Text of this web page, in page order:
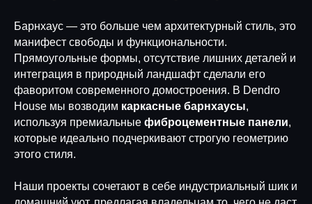
Барнхаус — это больше чем архитектурный стиль, это
манифест свободы и функциональности.
Прямоугольные формы, отсутствие лишних деталей и
интеграция в природный ландшафт сделали его
фаворитом современного домостроения. В Dendro
House мы возводим каркасные барнхаусы,
используя премиальные фиброцементные панели,
которые идеально подчеркивают строгую геометрию
этого стиля.
Наши проекты сочетают в себе индустриальный шик и